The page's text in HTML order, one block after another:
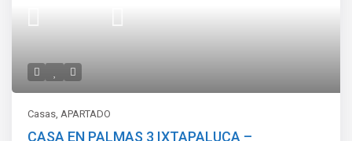
Casas,APARTADO
CASA EN PALMAS 3 IXTAPALUCA –